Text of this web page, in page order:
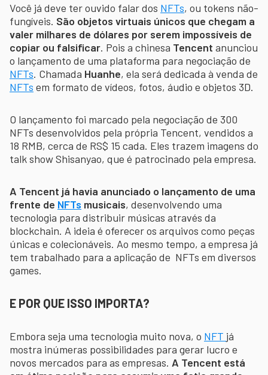
Você já deve ter ouvido falar dos NFTs, ou tokens não-
fungíveis. São objetos virtuais únicos que chegam a
valer milhares de dólares por serem impossíveis de
copiar ou falsificar. Pois a chinesa Tencent anunciou
o lançamento de uma plataforma para negociação de
NFTs. Chamada Huanhe, ela será dedicada à venda de
NFTs em formato de vídeos, fotos, áudio e objetos 3D.
O lançamento foi marcado pela negociação de 300
NFTs desenvolvidos pela própria Tencent, vendidos a
18 RMB, cerca de RS$ 15 cada. Eles trazem imagens do
talk show Shisanyao, que é patrocinado pela empresa.
A Tencent já havia anunciado o lançamento de uma
frente de NFTs musicais, desenvolvendo uma
tecnologia para distribuir músicas através da
blockchain. A ideia é oferecer os arquivos como peças
únicas e colecionáveis. Ao mesmo tempo, a empresa já
tem trabalhado para a aplicação de NFTs em diversos
games.
E POR QUE ISSO IMPORTA?
Embora seja uma tecnologia muito nova, o NFT já
mostra inúmeras possibilidades para gerar lucro e
novos mercados para as empresas. A Tencent está